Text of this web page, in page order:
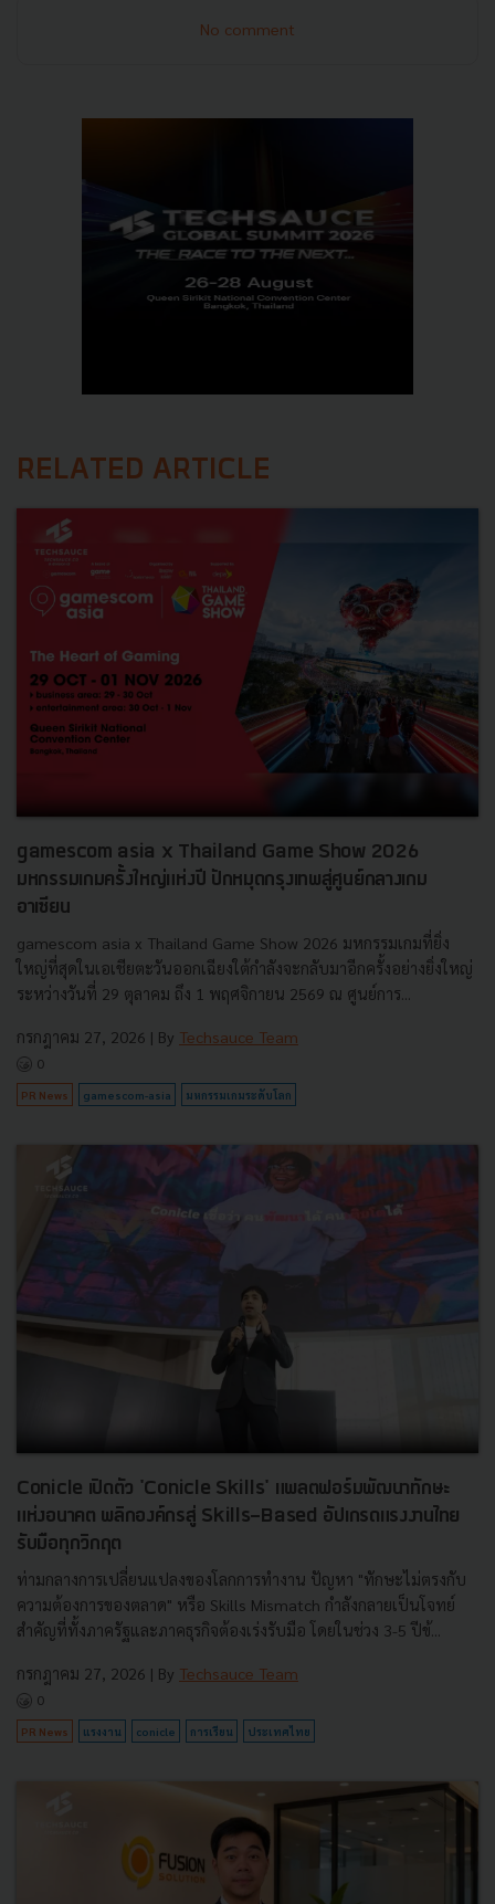
No comment
RELATED ARTICLE
gamescom asia x Thailand Game Show 2026
มหกรรมเกมครั้งใหญ่แห่งปี ปักหมุดกรุงเทพสู่ศูนย์กลางเกม
อาเซียน
gamescom asia x Thailand Game Show 2026 มหกรรมเกมที่ยิ่ง
ใหญ่ที่สุดในเอเชียตะวันออกเฉียงใต้กำลังจะกลับมาอีกครั้งอย่างยิ่งใหญ่
ระหว่างวันที่ 29 ตุลาคม ถึง 1 พฤศจิกายน 2569 ณ ศูนย์การ...
กรกฎาคม 27, 2026 | By Techsauce Team
0
PR News gamescom-asia มหกรรมเกมระดับโลก
Conicle เปิดตัว 'Conicle Skills' แพลตฟอร์มพัฒนาทักษะ
แห่งอนาคต พลิกองค์กรสู่ Skills-Based อัปเกรดแรงงานไทย
รับมือทุกวิกฤต
ท่ามกลางการเปลี่ยนแปลงของโลกการทำงาน ปัญหา "ทักษะไม่ตรงกับ
ความต้องการของตลาด" หรือ Skills Mismatch กำลังกลายเป็นโจทย์
สำคัญที่ทั้งภาครัฐและภาคธุรกิจต้องเร่งรับมือ โดยในช่วง 3-5 ปีข้...
กรกฎาคม 27, 2026 | By Techsauce Team
0
PR News แรงงาน conicle การเรียน ประเทศไทย